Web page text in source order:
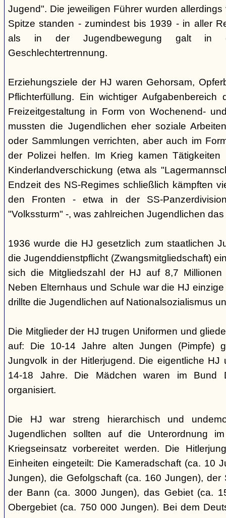
Jugend". Die jeweiligen Führer wurden
Spitze standen - zumindest bis 1939 - in aller
als in der Jugendbewegung galt in
Geschlechtertrennung.
Erziehungsziele der HJ waren Gehorsam,
Pflichterfüllung. Ein wichtiger
Freizeitgestaltung in Form von Wochenend-
mussten die Jugendlichen eher soziale
oder Sammlungen verrichten, aber auch im
der Polizei helfen. Im Krieg kamen
Kinderlandverschickung (etwa als
Endzeit des NS-Regimes schließlich kämpften
den Fronten - etwa in der SS-
"Volkssturm" -, was zahlreichen Jugendlichen
1936 wurde die HJ gesetzlich zum staatlichen
die Jugenddienstpflicht (Zwangsmitgliedschaft)
sich die Mitgliedszahl der HJ auf 8,7 Millionen
Neben Elternhaus und Schule war die HJ
drillte die Jugendlichen auf Nationalsozialismus
Die Mitglieder der HJ trugen Uniformen und
auf: Die 10-14 Jahre alten Jungen (Pimpfe)
Jungvolk in der Hitlerjugend. Die eigentliche HJ
14-18 Jahre. Die Mädchen waren im Bund
organisiert.
Die HJ war streng hierarchisch und
Jugendlichen sollten auf die Unterordnung
Kriegseinsatz vorbereitet werden. Die
Einheiten eingeteilt: Die Kameradschaft (ca. 10
Jungen), die Gefolgschaft (ca. 160 Jungen), der
der Bann (ca. 3000 Jungen), das Gebiet (ca.
Obergebiet (ca. 750 000 Jungen). Bei dem